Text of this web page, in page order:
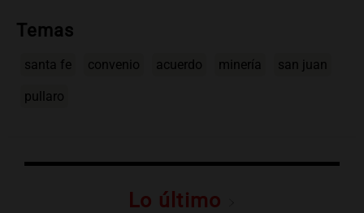
Temas
santa fe convenio acuerdo minería san juan
pullaro
Lo último